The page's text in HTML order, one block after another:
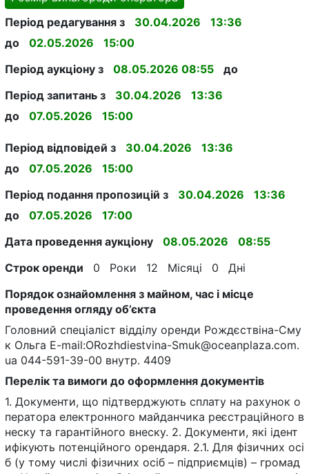
Період редагування з
30.04.2026
13:36
до
02.05.2026
15:00
Період аукціону з
08.05.2026 08:55
до
Період запитань з
30.04.2026
13:36
до
07.05.2026 15:00
Період відповідей з 30.04.2026
13:36
до
07.05.2026
15:00
Період подання пропозицій з
30.04.2026
13:36
до
07.05.2026
17:00
Дата проведення аукціону
08.05.2026
08:55
Строк оренди
0 Роки 12 Місяці 0
Дні
Порядок ознайомлення з майном, час і місце
проведення огляду об’єкта
Головний спеціаліст відділу оренди Рождєствіна-Сму
к Ольга E-mail:ORozhdiestvina-Smuk@oceanplaza.com.
ua 044-591-39-00 внутр. 4409
Перелік та вимоги до оформлення документів
1. Документи, що підтверджують сплату на рахунок о
ператора електронного майданчика реєстраційного в
неску та гарантійного внеску. 2. Документи, які ідент
ифікують потенційного орендаря. 2.1. Для фізичних осі
б (у тому числі фізичних осіб – підприємців) – громад